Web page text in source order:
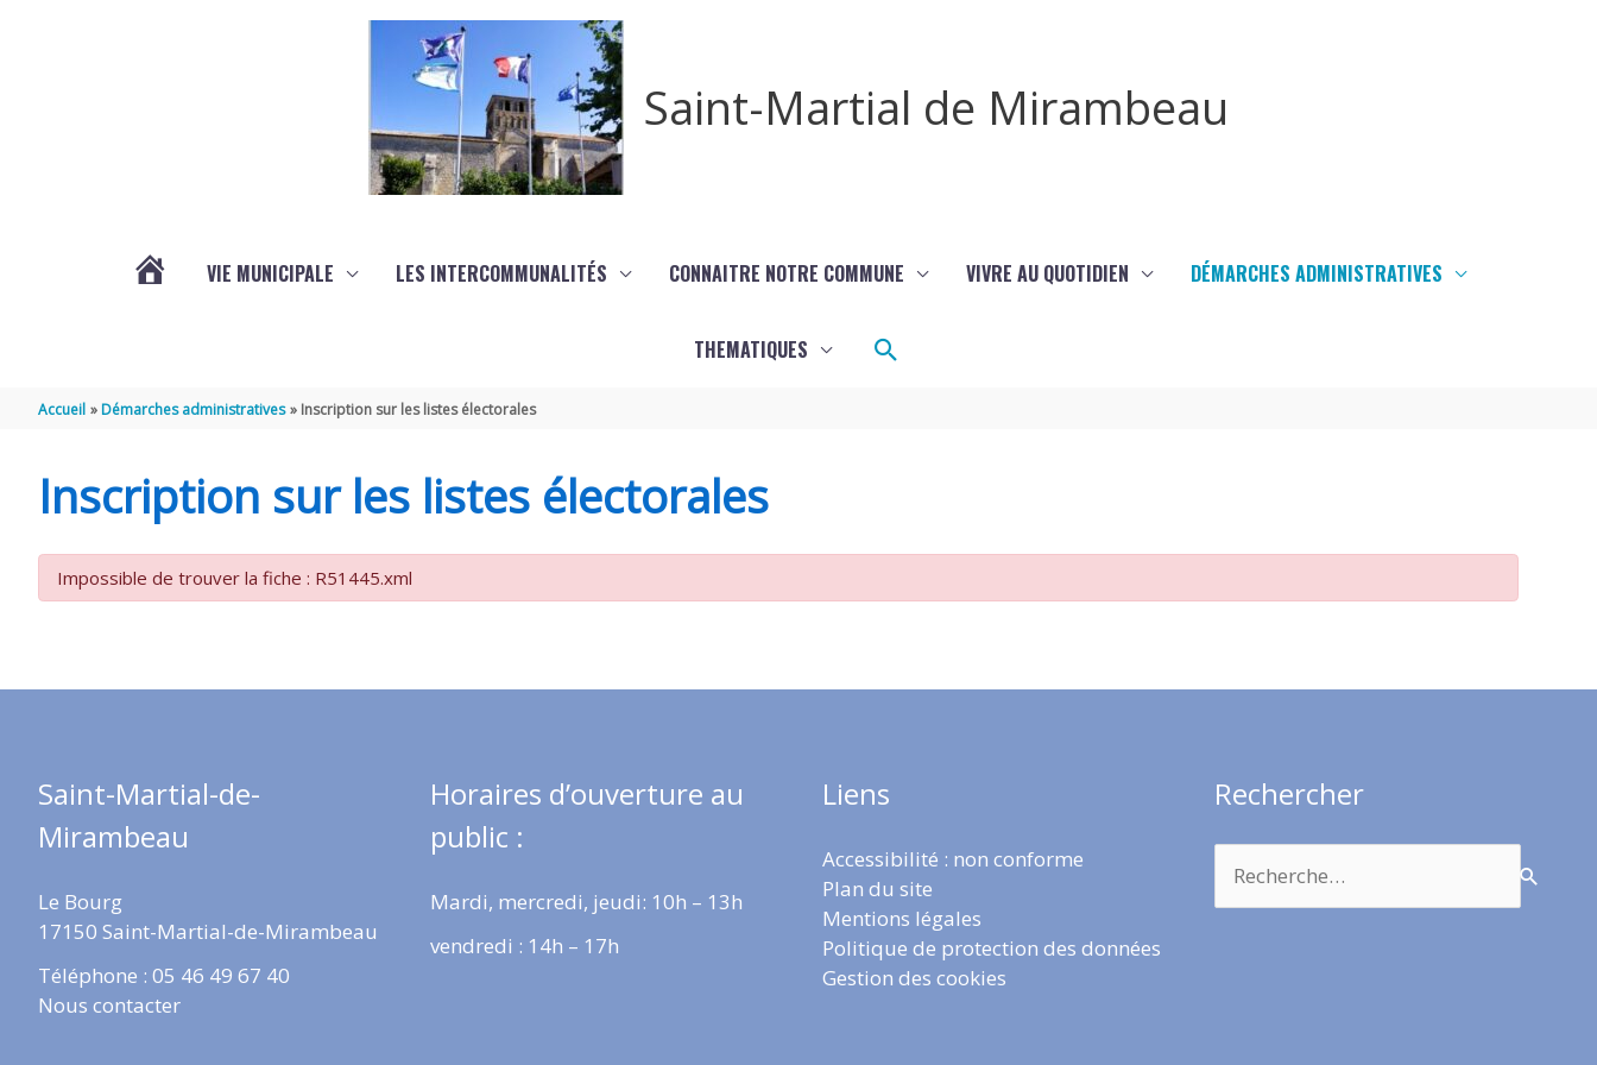
Saint-Martial de Mirambeau
VIE MUNICIPALE LES INTERCOMMUNALITÉS CONNAITRE NOTRE COMMUNE VIVRE AU QUOTIDIEN DÉMARCHES ADMINISTRATIVES
THEMATIQUES Rechercher
Accueil Démarches administratives Inscription sur les listes électorales
Inscription sur les listes électorales
Impossible de trouver la fiche : R51445.xml
Saint-Martial-de-
Mirambeau
Le Bourg
17150 Saint-Martial-de-Mirambeau
Téléphone : 05 46 49 67 40
Nous contacter
Horaires d’ouverture au
public :
Mardi, mercredi, jeudi: 10h – 13h
vendredi : 14h – 17h
Liens
Accessibilité : non conforme
Plan du site
Mentions légales
Politique de protection des données
Gestion des cookies
Rechercher